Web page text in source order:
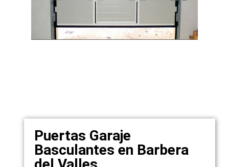
Puertas Garaje
Basculantes en Barbera